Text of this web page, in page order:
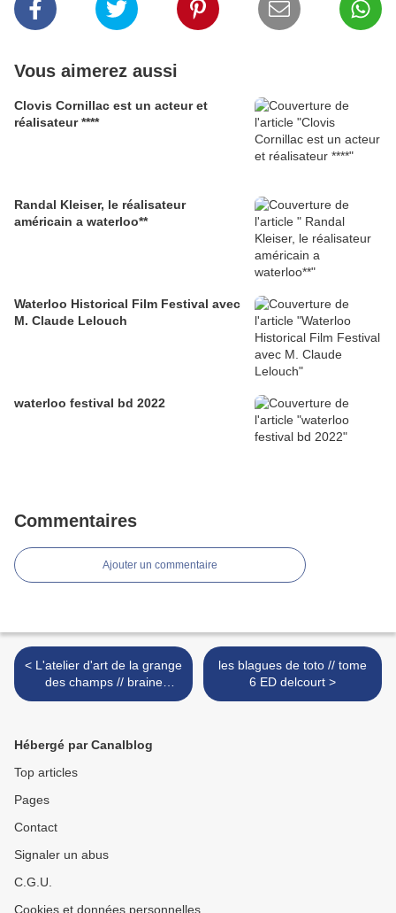
Vous aimerez aussi
Clovis Cornillac est un acteur et
réalisateur ****
Randal Kleiser, le réalisateur
américain a waterloo**
Waterloo Historical Film Festival avec
M. Claude Lelouch
waterloo festival bd 2022
Commentaires
Ajouter un commentaire
< L'atelier d'art de la grange
des champs // braine
l'alleud
les blagues de toto // tome
6 ED delcourt >
Hébergé par Canalblog
Top articles
Pages
Contact
Signaler un abus
C.G.U.
Cookies et données personnelles